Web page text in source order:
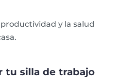
y la salud
tu silla de trabajo